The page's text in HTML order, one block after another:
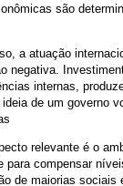
são
a atuação
negativa.
internas,
de um governo
relevante é o
para compensar
de maiorias sociais